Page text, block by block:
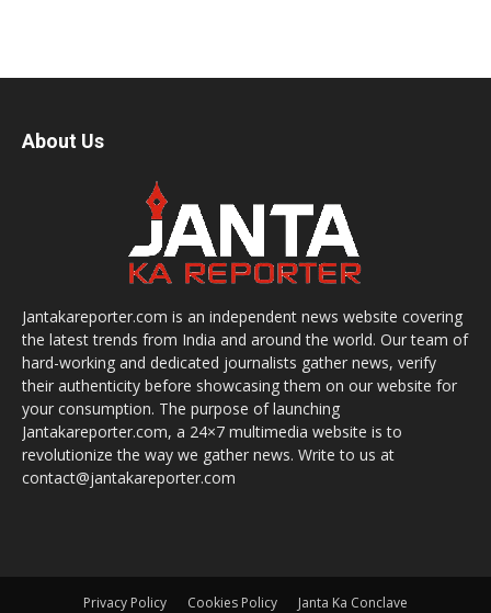
About Us
Jantakareporter.com is an independent news website covering
the latest trends from India and around the world. Our team of
hard-working and dedicated journalists gather news, verify
their authenticity before showcasing them on our website for
your consumption. The purpose of launching
Jantakareporter.com, a 24×7 multimedia website is to
revolutionize the way we gather news. Write to us at
contact@jantakareporter.com
Privacy Policy Cookies Policy Janta Ka Conclave